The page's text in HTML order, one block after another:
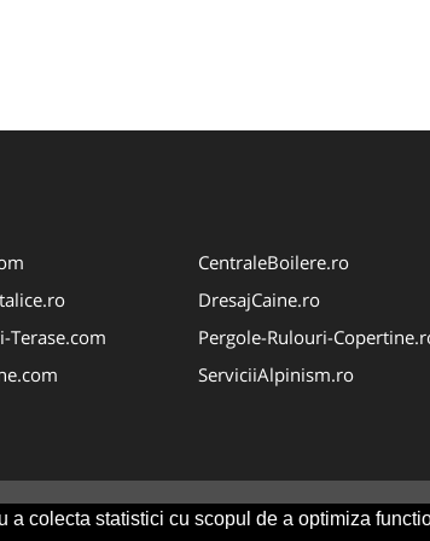
colecta statistici cu scopul de a optimiza
Terase.com
CentraleBoilere.ro
DresajCaine.ro
Pergole-Rulouri-
ServiciiAlpinism.ro
SOL